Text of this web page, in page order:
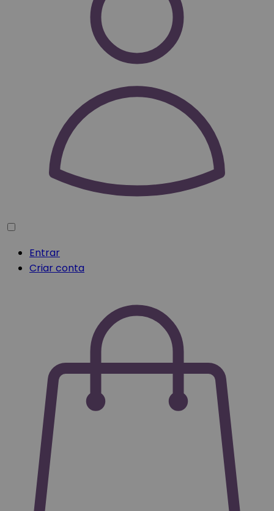
Entrar
Criar conta